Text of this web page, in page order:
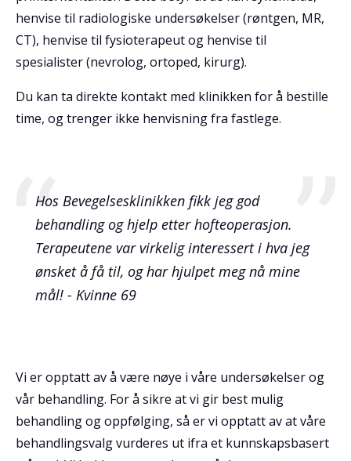
henvise til radiologiske undersøkelser (røntgen, MR,
CT), henvise til fysioterapeut og henvise til
spesialister (nevrolog, ortoped, kirurg).
Du kan ta direkte kontakt med klinikken for å bestille
time, og trenger ikke henvisning fra fastlege.
Hos Bevegelsesklinikken fikk jeg god
behandling og hjelp etter hofteoperasjon.
Terapeutene var virkelig interessert i hva jeg
ønsket å få til, og har hjulpet meg nå mine
mål! - Kvinne 69
Vi er opptatt av å være nøye i våre undersøkelser og
vår behandling. For å sikre at vi gir best mulig
behandling og oppfølging, så er vi opptatt av at våre
behandlingsvalg vurderes ut ifra et kunnskapsbasert